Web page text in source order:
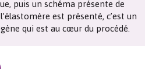
puis un schéma présente de
est présenté, c’est un
qui est au cœur du procédé.